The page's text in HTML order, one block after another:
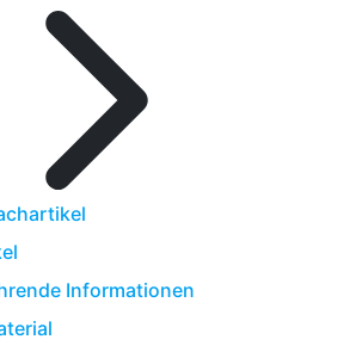
Informationen